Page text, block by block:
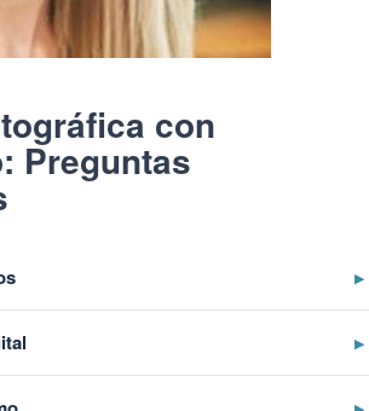
con
Preguntas
▶
▶
▶